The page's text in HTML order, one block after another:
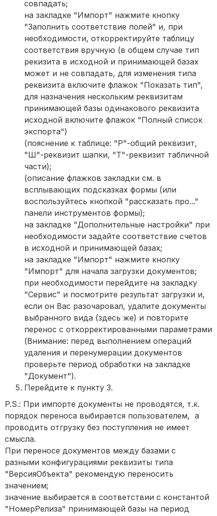
совпадать;
на закладке "Импорт" нажмите кнопку
"Заполнить соответствие полей" и, при
необходимости, откорректируйте таблицу
соответствия вручную (в общем случае тип
рекизита в исходной и принимающей базах
может и не совпадать, для изменения типа
реквизита включите флажок "Показать тип",
для назначения нескольким реквизитам
принимающей базы одинакового реквизита
исходной включите флажок "Полный список
экспорта")
(пояснение к таблице: "Р"-общий реквизит,
"Ш"-реквизит шапки, "Т"-реквизит табличной
части);
(описание флажков закладки см. в
всплывающих подсказках формы (или
воспользуйтесь кнопкой "рассказать про..."
панели инструментов формы);
на закладке "Дополнительные настройки" при
необходимости задайте соответствие счетов
в исходной и принимающей базах;
на закладке "Импорт" нажмите кнопку
"Импорт" для начала загрузки документов;
при необходимости перейдите на закладку
"Сервис" и посмотрите результат загрузки и,
если он Вас разочаровал, удалите документы
выбранного вида (здесь же) и повторите
перенос с откорректированными параметрами
(Внимание: перед выполнением операций
удаления и перенумерации документов
проверьте период обработки на закладке
"Документ").
Перейдите к пункту 3.
P.S.: При импорте документы не проводятся, т.к.
порядок переноса выбирается пользователем, а
проводить отгрузку без поступления не имеет
смысла.
При переносе документов между базами с
разными конфигурациями реквизиты типа
"ВерсияОбъекта" рекомендую переносить
значением;
значение выбирается в соответствии с константой
"НомерРелиза" принимающей базы на период